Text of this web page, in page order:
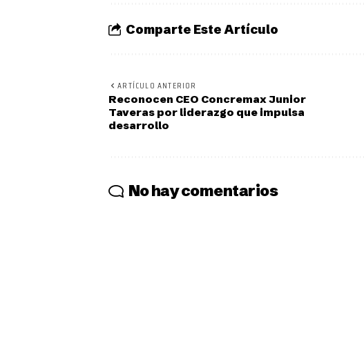
Comparte Este Artículo
ARTÍCULO ANTERIOR
Reconocen CEO Concremax Junior
Taveras por liderazgo que impulsa
desarrollo
No hay comentarios